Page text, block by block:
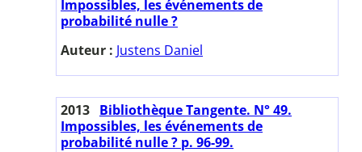
Impossibles, les événements de
probabilité nulle ?
Auteur : Justens Daniel
2013 Bibliothèque Tangente. N° 49.
Impossibles, les événements de
probabilité nulle ? p. 96-99.